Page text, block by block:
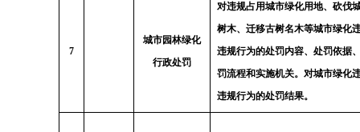
7
城市园林绿化
行政处罚
对违规占用城市绿化用地、砍伐
树木、迁移古树名木等城市绿化
违规行为的处罚内容、处罚依据
罚流程和实施机关。对城市绿化
违规行为的处罚结果。